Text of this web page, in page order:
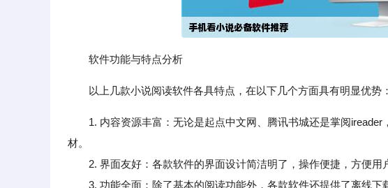
软件功能与特点分析
以上几款小说阅读软件各具特点，在以下几个方面具有明显优势：
1. 内容资源丰富：无论是起点中文网、腾讯书城还是掌阅
材。
2. 界面友好：各款软件的界面设计简洁明了，操作便捷，方便用
3. 功能全面：除了基本的阅读功能外，各款软件还提供了离线下